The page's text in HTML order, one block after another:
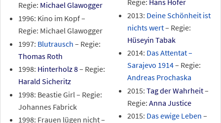
Regie: Michael Glawogger
1996: Kino im Kopf –
Regie: Michael Glawogger
1997: Blutrausch – Regie:
Thomas Roth
1998: Hinterholz 8– Regie:
Harald Sicheritz
1998: Beastie Girl – Regie:
Johannes Fabrick
1998: Frauen lügen nicht –
2013: Deine Schönheit ist
nichts wert– Regie:
Hüseyin Tabak
2014: Das Attentat –
Sarajevo 1914– Regie:
Andreas Prochaska
2015: Tag der Wahrheit–
Regie: Anna Justice
2015: Das ewige Leben –